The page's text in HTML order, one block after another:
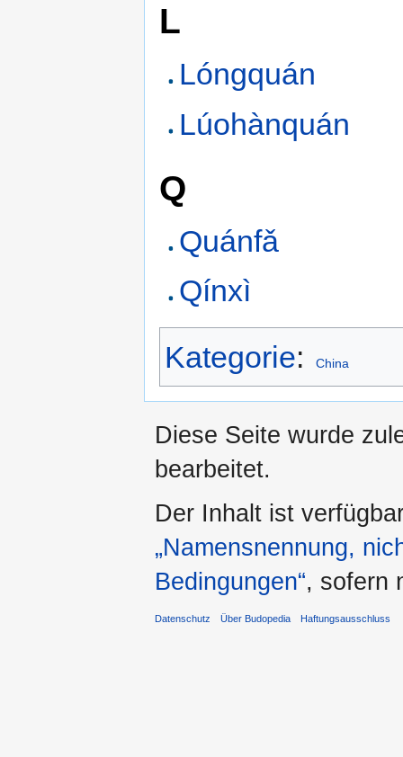
L
Lóngquán
Lúohànquán
Q
Quánfǎ
Qínxì
Kategorie: China
Diese Seite wurde
bearbeitet.
Der Inhalt ist
„Namensnennung,
Bedingungen“, sofern
Datenschutz Über Budopedia Haftungsausschluss